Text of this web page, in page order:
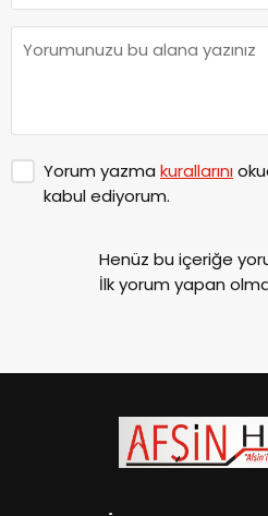
Yorum yazma kurallarını
kabul ediyorum.
Henüz bu içeriğe
İlk yorum yapan